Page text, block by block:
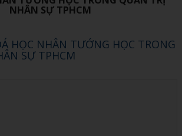
NHÂN SỰ TPHCM
HỌC NHÂN TƯỚNG HỌC TRONG
SỰ TPHCM